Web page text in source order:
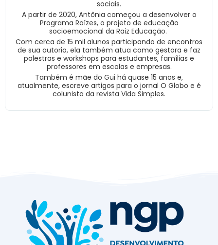
sociais.
A partir de 2020, Antônia começou a desenvolver o
Programa Raízes, o projeto de educação
socioemocional da Raiz Educação.
Com cerca de 15 mil alunos participando de encontros
de sua autoria, ela também atua como gestora e faz
palestras e workshops para estudantes, famílias e
professores em escolas e empresas.
Também é mãe do Gui há quase 15 anos e,
atualmente, escreve artigos para o jornal O Globo e é
colunista da revista Vida Simples.